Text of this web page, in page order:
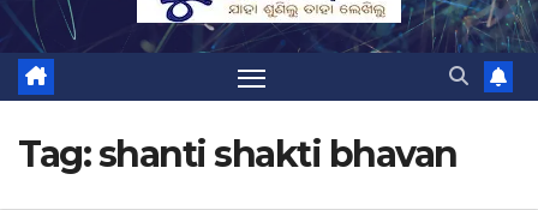
Tag:shanti shakti bhavan